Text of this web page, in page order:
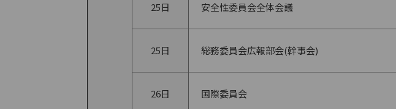
25日 安全性委員会全体会議
25日 総務委員会広報部会(幹事会)
26日 国際委員会